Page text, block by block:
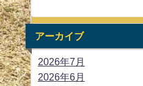
アーカイブ
2026年7月
2026年6月